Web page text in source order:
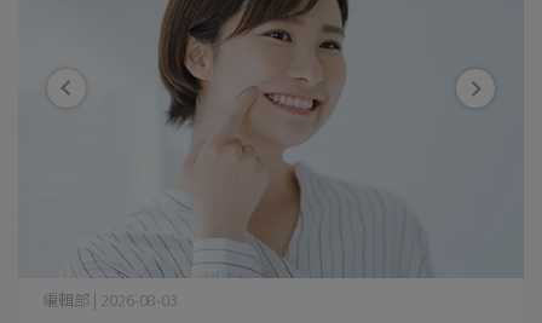
編輯部 | 2026-08-03